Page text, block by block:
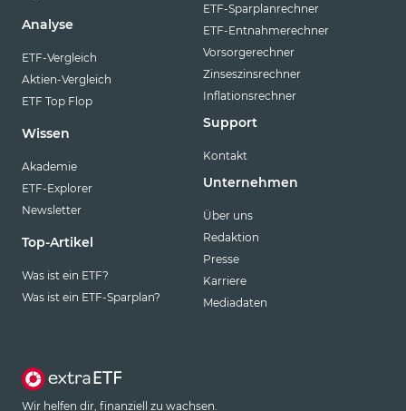
Analyse
ETF-Vergleich
Aktien-Vergleich
ETF Top Flop
Wissen
Akademie
ETF-Explorer
Newsletter
Top-Artikel
Was ist ein ETF?
Was ist ein ETF-Sparplan?
ETF-Sparplanrechner
ETF-Entnahmerechner
Vorsorgerechner
Zinseszinsrechner
Inflationsrechner
Support
Kontakt
Unternehmen
Über uns
Redaktion
Presse
Karriere
Mediadaten
Wir helfen dir, finanziell zu wachsen.